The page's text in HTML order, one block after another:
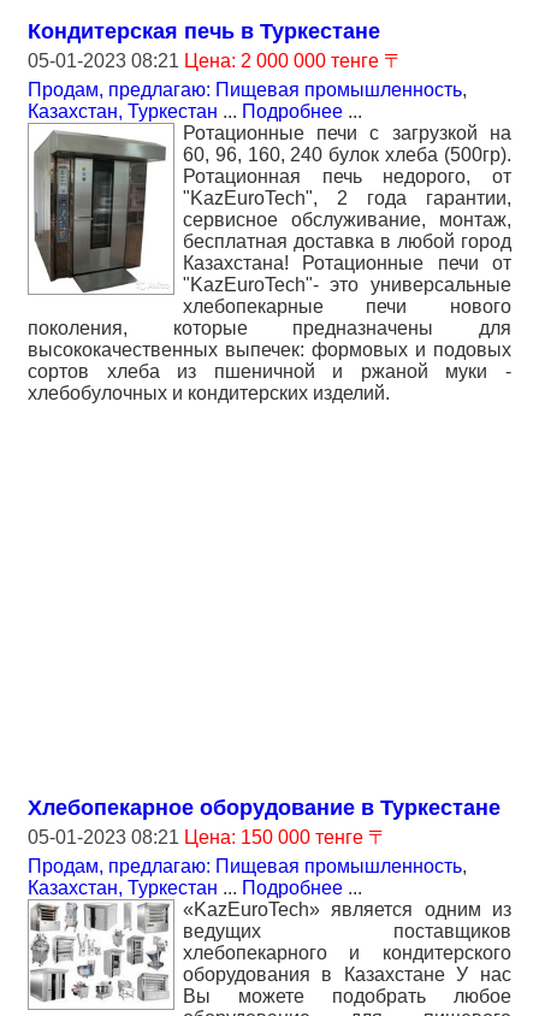
Кондитерская печь в Туркестане
05-01-2023 08:21 Цена: 2 000 000 тенге 〒
Продам, предлагаю: Пищевая промышленность,
Казахстан, Туркестан ... Подробнее ...
Ротационные печи с загрузкой на
60, 96, 160, 240 булок хлеба (500гр).
Ротационная печь недорого, от
"KazEuroTeсh", 2 года гарантии,
сервисное обслуживание, монтаж,
бесплатная доставка в любой город
Казахстана! Ротационные печи от
"KazEuroTeсh"- это универсальные
хлебопекарные печи нового
поколения, которые предназначены для
высококачественных выпечек: формовых и подовых
сортов хлеба из пшеничной и ржаной муки -
хлебобулочных и кондитерских изделий.
Хлебопекарное оборудование в Туркестане
05-01-2023 08:21 Цена: 150 000 тенге 〒
Продам, предлагаю: Пищевая промышленность,
Казахстан, Туркестан ... Подробнее ...
«KazEuroTech» является одним из
ведущих поставщиков
хлебопекарного и кондитерского
оборудования в Казахстане У нас
Вы можете подобрать любое